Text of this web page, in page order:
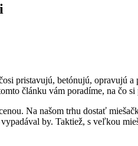
pristavujú, betónujú, opravujú
článku vám poradíme, na čo
Na našom trhu dostať
by. Taktiež, s veľkou